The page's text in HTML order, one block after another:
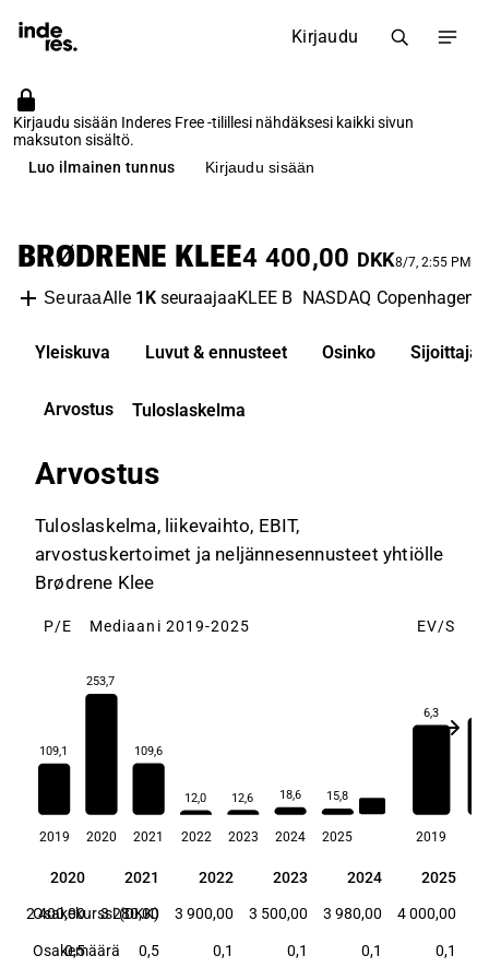
Kirjaudu
Kirjaudu sisään Inderes Free -tilillesi nähdäksesi kaikki sivun
maksuton sisältö.
Luo ilmainen tunnus
Kirjaudu sisään
BRØDRENE KLEE4 400,00 DKK8/7, 2:55 PM
SeuraaAlle 1KseuraajaaKLEE B NASDAQ Copenhagen
Yleiskuva Luvut & ennusteet Osinko
Arvostus Tuloslaskelma
Arvostus
Tuloslaskelma, liikevaihto, EBIT,
arvostuskertoimet ja neljännesennusteet yhtiölle
Brødrene Klee
P/E Mediaani 2019-2025
109,1
253,7
109,6
12,0 12,6 18,6 15,8
2019 2020 2021 2022 2023 2024 2025
EV/S
6,3
2019
2020 2021 2022 2023 2024 2025
2020 2021 2022 2023 2024 2025
Osakekurssi (DKK)
2 400,00 3 280,00 3 900,00 3 500,00 3 980,00 4 000,00
Osakemäärä
0,5 0,5 0,1 0,1 0,1 0,1